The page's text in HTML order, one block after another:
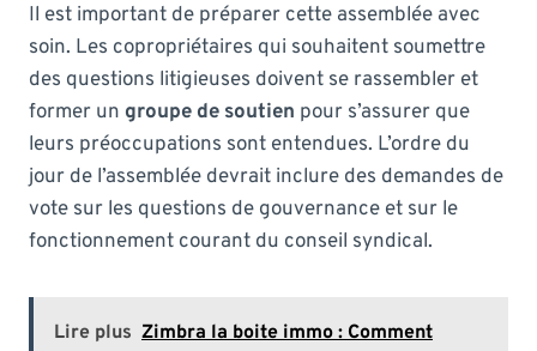
Il est important de préparer cette assemblée avec
soin. Les copropriétaires qui souhaitent soumettre
des questions litigieuses doivent se rassembler et
former un groupe de soutien pour s’assurer que
leurs préoccupations sont entendues. L’ordre du
jour de l’assemblée devrait inclure des demandes de
vote sur les questions de gouvernance et sur le
fonctionnement courant du conseil syndical.
Lire plus Zimbra la boite immo : Comment